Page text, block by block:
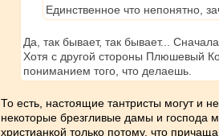
Единственное что непонятно,
Да, так бывает, так бывает...
Хотя с другой стороны Плюшевый
пониманием того, что делаешь.
То есть, настоящие тантристы могут и
некоторые брезгливые дамы и господа
христианкой только потому, что